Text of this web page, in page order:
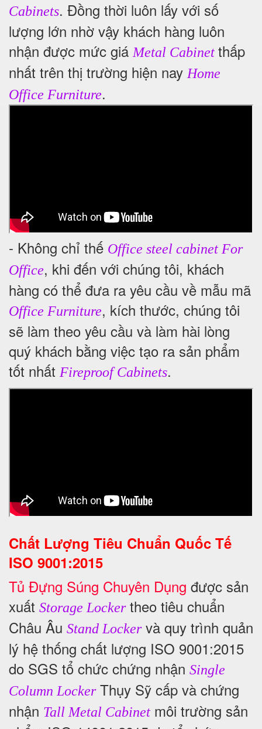
Cabinets. Đồng thời luôn lấy với số
lượng lớn nhờ vậy khách hàng luôn
nhận được mức giá Metal Cabinet thấp
nhất trên thị trường hiện nay Home
Office Furniture.
- Không chỉ thế Office steel cabinet For
Office, khi đến với chúng tôi, khách
hàng có thể đưa ra yêu cầu về mẫu mã
Office Furniture, kích thước, chúng tôi
sẽ làm theo yêu cầu và làm hài lòng
quý khách bằng việc tạo ra sản phẩm
tốt nhất Fireproof Cabinets.
Chất Lượng Tiêu Chuẩn Quốc Tế
ISO 9001:2015
Tủ Đựng Súng Chuyên Dụng được sản
xuất Storage Lockertheo tiêu chuẩn
Châu Âu Stand Lockervà quy trình quản
lý hệ thống chất lượng ISO 9001:2015
do SGS tổ chức chứng nhận Single
Column LockerThụy Sỹ cấp và chứng
nhận Tall Metal Cabinet môi trường sản